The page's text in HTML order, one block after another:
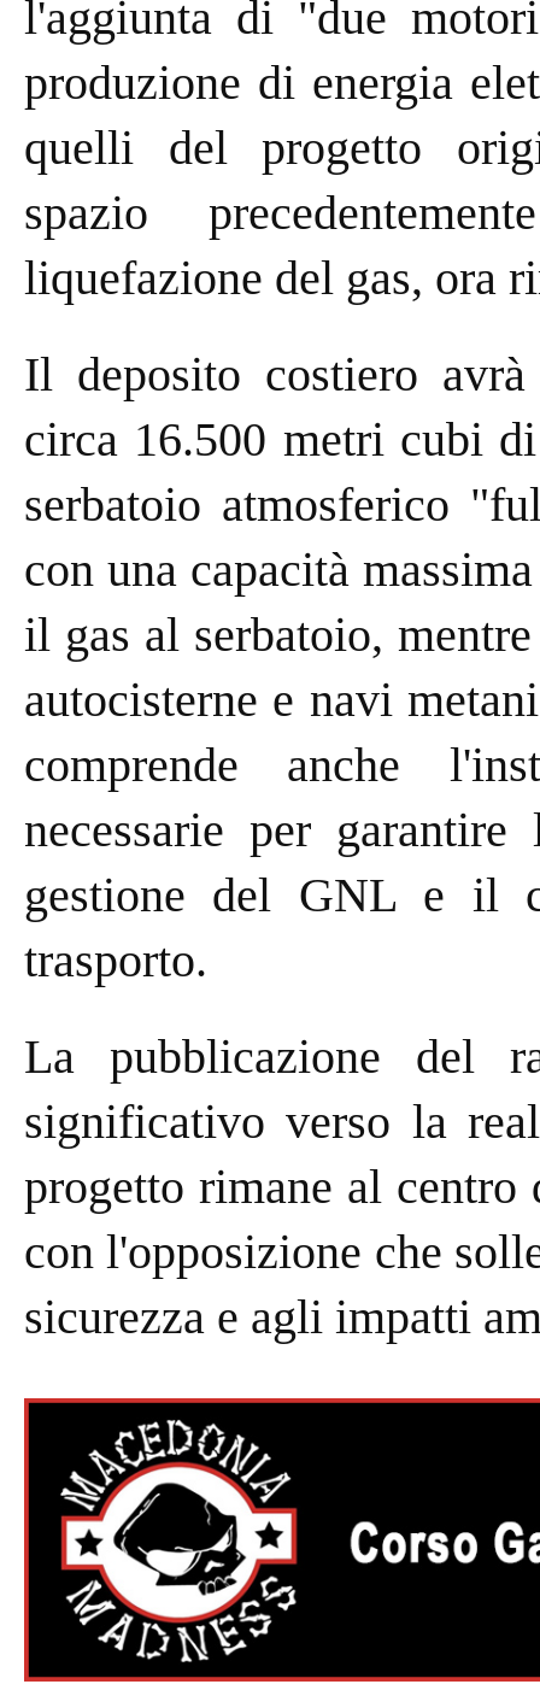
l'aggiunta di "due
produzione di energia
quelli del progetto
spazio
liquefazione del gas, ora
Il deposito costiero
circa 16.500 metri cubi
serbatoio atmosferico
con una capacità
il gas al serbatoio,
autocisterne e navi
comprende anche
necessarie per
gestione del GNL e il
trasporto.
La pubblicazione del
significativo verso la
progetto rimane al
con l'opposizione che
sicurezza e agli impatti